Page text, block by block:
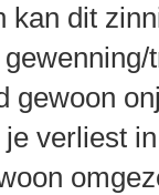
kan dit
gewoon
verliest